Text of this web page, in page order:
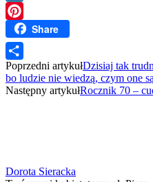
Wykop
PinterestShare
Share
Poprzedni artykułDzisiaj tak
bo ludzie nie wiedzą, czym one
Następny artykułRocznik 70 –
Dorota Sieracka